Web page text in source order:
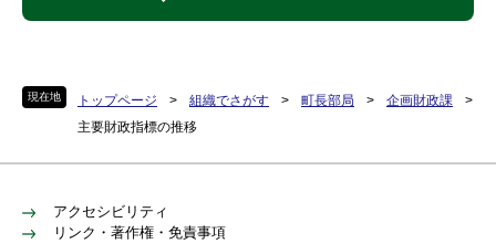
現在地 トップページ > 組織でさがす > 町長部局 > 企画財政課
>
主要財政指標の推移
アクセシビリティ
リンク・著作権・免責事項